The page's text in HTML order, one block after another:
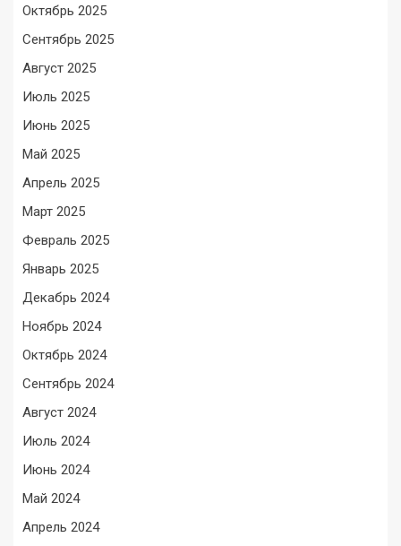
Октябрь 2025
Сентябрь 2025
Август 2025
Июль 2025
Июнь 2025
Май 2025
Апрель 2025
Март 2025
Февраль 2025
Январь 2025
Декабрь 2024
Ноябрь 2024
Октябрь 2024
Сентябрь 2024
Август 2024
Июль 2024
Июнь 2024
Май 2024
Апрель 2024